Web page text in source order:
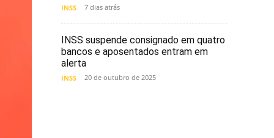
INSS 7 dias atrás
INSS suspende consignado em quatro
bancos e aposentados entram em
alerta
INSS 20 de outubro de 2025